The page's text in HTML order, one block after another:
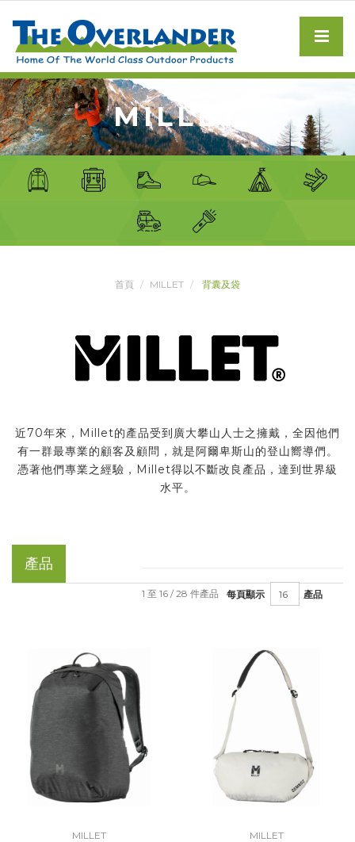
MILLET
首頁 MILLET 背囊及袋
近70年來，Millet的產品受到廣大攀山人士之擁戴，全因他們
有一群最專業的顧客及顧問，就是阿爾卑斯山的登山嚮導們。
憑著他們專業之經驗，Millet得以不斷改良產品，達到世界級
水平。
產品
每頁顯示 產品
1 至 16 / 28 件產品
MILLET MILLET